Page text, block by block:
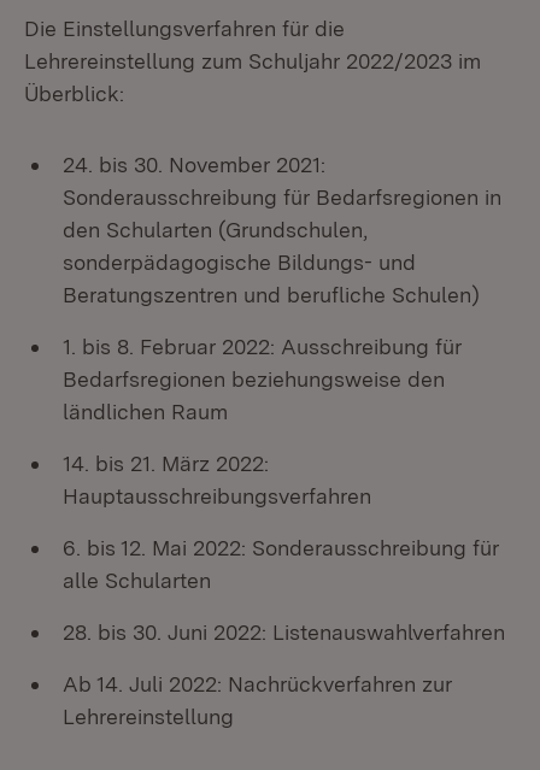
Die Einstellungsverfahren für die
Lehrereinstellung zum Schuljahr 2022/2023 im
Überblick:
24. bis 30. November 2021:
Sonderausschreibung für Bedarfsregionen in
den Schularten (Grundschulen,
sonderpädagogische Bildungs- und
Beratungszentren und berufliche Schulen)
1. bis 8. Februar 2022: Ausschreibung für
Bedarfsregionen beziehungsweise den
ländlichen Raum
14. bis 21. März 2022:
Hauptausschreibungsverfahren
6. bis 12. Mai 2022: Sonderausschreibung für
alle Schularten
28. bis 30. Juni 2022: Listenauswahlverfahren
Ab 14. Juli 2022: Nachrückverfahren zur
Lehrereinstellung